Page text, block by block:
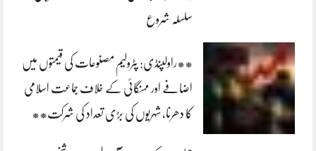
سلسلہ شروع
**راولپنڈی: پٹرولیم مصنوعات کی قیمتوں میں
اضافے اور مہنگائی کے خلاف جماعت اسلامی
کا دھرنا، شہریوں کی بڑی تعداد کی شرکت**